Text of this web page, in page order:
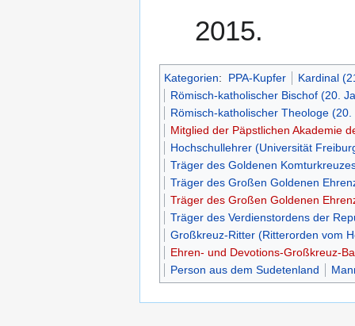
2015.
Kategorien: PPA-Kupfer
Kardinal
Römisch-katholischer Bischof (20.
Römisch-katholischer Theologe
Mitglied der Päpstlichen Akademie
Hochschullehrer (Universität
Träger des Goldenen
Träger des Großen Goldenen
Träger des Großen Goldenen
Träger des Verdienstordens der
Großkreuz-Ritter (Ritterorden vom
Ehren- und Devotions-Großkreuz-
Person aus dem Sudetenland